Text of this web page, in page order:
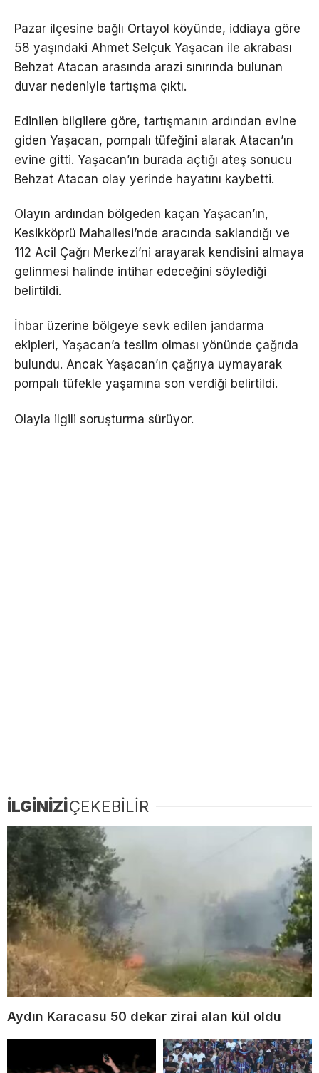
Pazar ilçesine bağlı Ortayol köyünde, iddiaya göre
58 yaşındaki Ahmet Selçuk Yaşacan ile akrabası
Behzat Atacan arasında arazi sınırında bulunan
duvar nedeniyle tartışma çıktı.
Edinilen bilgilere göre, tartışmanın ardından evine
giden Yaşacan, pompalı tüfeğini alarak Atacan’ın
evine gitti. Yaşacan’ın burada açtığı ateş sonucu
Behzat Atacan olay yerinde hayatını kaybetti.
Olayın ardından bölgeden kaçan Yaşacan’ın,
Kesikköprü Mahallesi’nde aracında saklandığı ve
112 Acil Çağrı Merkezi’ni arayarak kendisini almaya
gelinmesi halinde intihar edeceğini söylediği
belirtildi.
İhbar üzerine bölgeye sevk edilen jandarma
ekipleri, Yaşacan’a teslim olması yönünde çağrıda
bulundu. Ancak Yaşacan’ın çağrıya uymayarak
pompalı tüfekle yaşamına son verdiği belirtildi.
Olayla ilgili soruşturma sürüyor.
İLGİNİZİÇEKEBİLİR
Aydın Karacasu 50 dekar zirai alan kül oldu